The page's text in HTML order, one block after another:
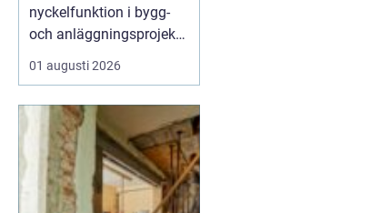
nyckelfunktion i bygg-
och anläggningsprojekt,
med ansvar för att
arbetsmiljöarbetet
utförandet. Genom att
samordna entreprenörer,
hålla arbetsmiljöplanen
levande och s&aum...
01 augusti 2026